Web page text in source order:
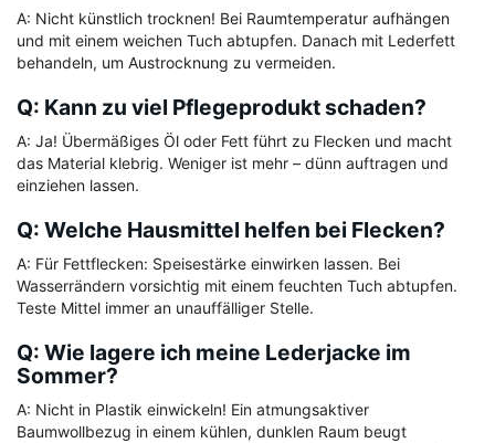
A: Nicht künstlich trocknen! Bei Raumtemperatur aufhängen
und mit einem weichen Tuch abtupfen. Danach mit Lederfett
behandeln, um Austrocknung zu vermeiden.
Q: Kann zu viel Pflegeprodukt schaden?
A: Ja! Übermäßiges Öl oder Fett führt zu Flecken und macht
das Material klebrig. Weniger ist mehr – dünn auftragen und
einziehen lassen.
Q: Welche Hausmittel helfen bei Flecken?
A: Für Fettflecken: Speisestärke einwirken lassen. Bei
Wasserrändern vorsichtig mit einem feuchten Tuch abtupfen.
Teste Mittel immer an unauffälliger Stelle.
Q: Wie lagere ich meine Lederjacke im
Sommer?
A: Nicht in Plastik einwickeln! Ein atmungsaktiver
Baumwollbezug in einem kühlen, dunklen Raum beugt